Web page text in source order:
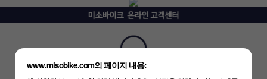
www.misobike.com의 페이지 내용: